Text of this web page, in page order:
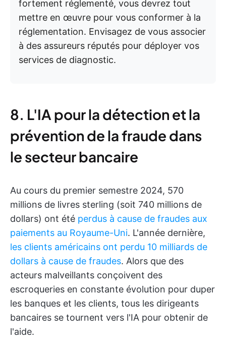
fortement réglementé, vous devrez tout
mettre en œuvre pour vous conformer à la
réglementation. Envisagez de vous associer
à des assureurs réputés pour déployer vos
services de diagnostic.
8. L'IA pour la détection et la
prévention de la fraude dans
le secteur bancaire
Au cours du premier semestre 2024, 570
millions de livres sterling (soit 740 millions de
dollars) ont été perdus à cause de fraudes aux
paiements au Royaume-Uni. L'année dernière,
les clients américains ont perdu 10 milliards de
dollars à cause de fraudes. Alors que des
acteurs malveillants conçoivent des
escroqueries en constante évolution pour duper
les banques et les clients, tous les dirigeants
bancaires se tournent vers l'IA pour obtenir de
l'aide.